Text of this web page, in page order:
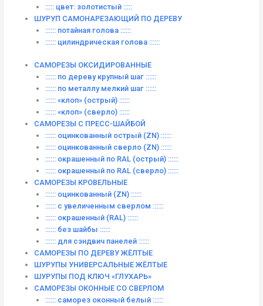
::::: цвет: золотистый :::::
ШУРУП САМОНАРЕЗАЮЩИЙ ПО ДЕРЕВУ
:::::: потайная голова ::::::
:::::: цилиндрическая голова ::::::
САМОРЕЗЫ ОКСИДИРОВАННЫЕ
:::::: по дереву крупный шаг ::::::
:::::: по металлу мелкий шаг ::::::
:::::: «клоп» (острый) ::::::
:::::: «клоп» (сверло) ::::::
САМОРЕЗЫ С ПРЕСС-ШАЙБОЙ
:::::: оцинкованный острый (ZN) ::::::
:::::: оцинкованный сверло (ZN) ::::::
:::::: окрашенный по RAL (острый) ::::::
:::::: окрашенный по RAL (сверло) ::::::
САМОРЕЗЫ КРОВЕЛЬНЫЕ
:::::: оцинкованный (ZN) ::::::
:::::: с увеличенным сверлом ::::::
:::::: окрашенный (RAL) ::::::
:::::: без шайбы ::::::
:::::: для сэндвич панелей ::::::
САМОРЕЗЫ ПО ДЕРЕВУ ЖЁЛТЫЕ
ШУРУПЫ УНИВЕРСАЛЬНЫЕ ЖЁЛТЫЕ
ШУРУПЫ ПОД КЛЮЧ «ГЛУХАРЬ»
САМОРЕЗЫ ОКОННЫЕ СО СВЕРЛОМ
:::::: саморез оконный белый ::::::